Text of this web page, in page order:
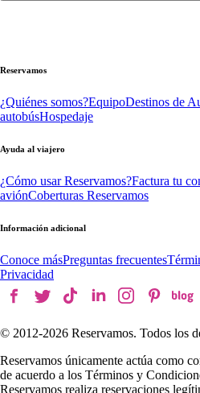
Reservamos
¿Quiénes somos?EquipoDestinos de
autobúsHospedaje
Ayuda al viajero
¿Cómo usar Reservamos?Factura tu
aviónCoberturas Reservamos
Información adicional
Conoce másPreguntas frecuentes
Privacidad
© 2012-2026 Reservamos. Todos los
Reservamos únicamente actúa como
de acuerdo a los Términos y
Reservamos realiza reservaciones